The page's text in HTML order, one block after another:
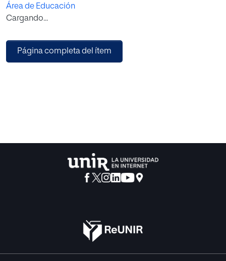
ámbito rural situados en la provincia de Badajoz.
Para la realización del mismo se han utilizado las pruebas
(2005). Los resultados obtenidos en estas pruebas
permiten comprobar que existe relación entre los patrones
Área de Educación
Cargando...
Página completa del ítem